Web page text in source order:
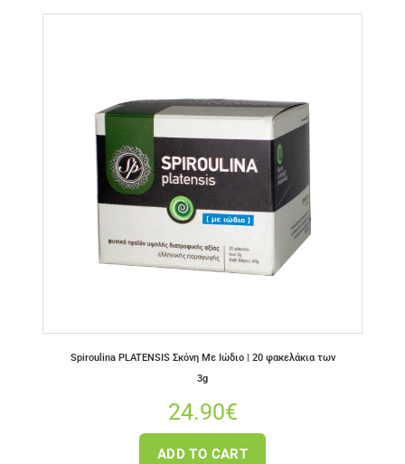
Spiroulina PLATENSIS Σκόνη Με Ιώδιο | 20 φακελάκια των
3g
24.90€
ADD TO CART